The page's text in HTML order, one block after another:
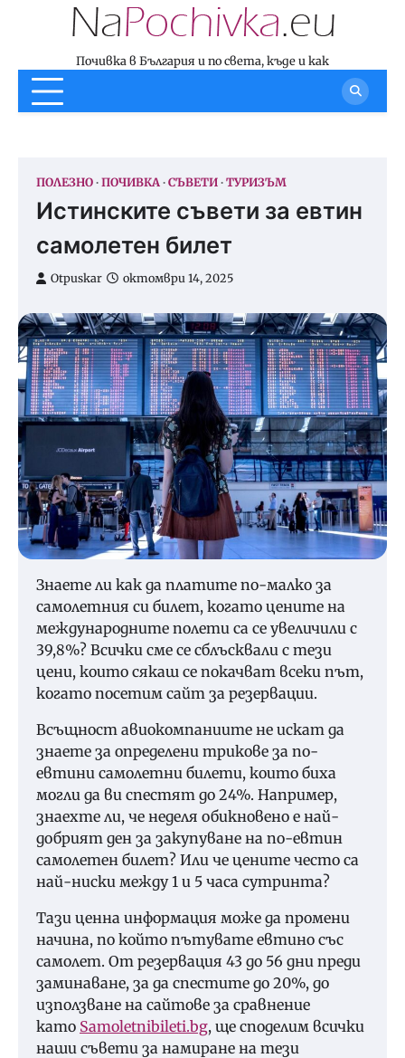
Почивка в България и по света, къде и как
ПОЛЕЗНО ПОЧИВКА СЪВЕТИ ТУРИЗЪМ
Истинските съвети за евтин
самолетен билет
Otpuskar октомври 14, 2025
Знаете ли как да платите по-малко за
самолетния си билет, когато цените на
международните полети са се увеличили с
39,8%? Всички сме се сблъсквали с тези
цени, които сякаш се покачват всеки път,
когато посетим сайт за резервации.
Всъщност авиокомпаниите не искат да
знаете за определени трикове за по-
евтини самолетни билети, които биха
могли да ви спестят до 24%. Например,
знаехте ли, че неделя обикновено е най-
добрият ден за закупуване на по-евтин
самолетен билет? Или че цените често са
най-ниски между 1 и 5 часа сутринта?
Тази ценна информация може да промени
начина, по който пътувате евтино със
самолет. От резервация 43 до 56 дни преди
заминаване, за да спестите до 20%, до
използване на сайтове за сравнение
като Samoletnibileti.bg, ще споделим всички
наши съвети за намиране на тези